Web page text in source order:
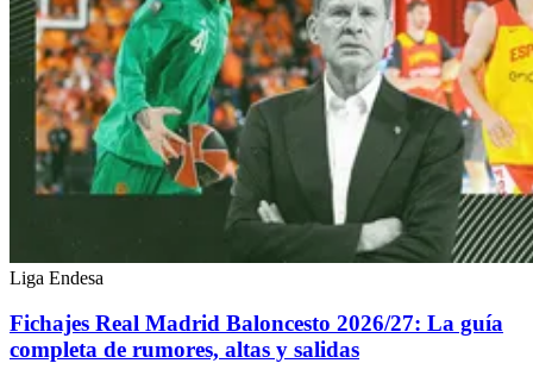
Liga Endesa
Fichajes Real Madrid Baloncesto 2026/27: La guía
completa de rumores, altas y salidas